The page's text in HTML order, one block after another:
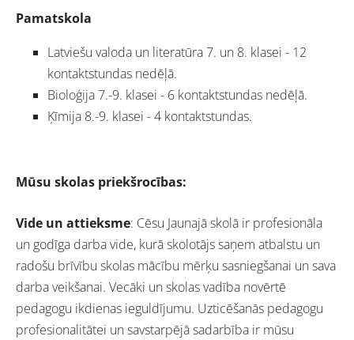
Pamatskola
Latviešu valoda un literatūra 7. un 8. klasei - 12
kontaktstundas nedēļā.
Bioloģija 7.-9. klasei - 6 kontaktstundas nedēļā.
Ķīmija 8.-9. klasei - 4 kontaktstundas.
Mūsu skolas priekšrocības:
Vide un attieksme: Cēsu Jaunajā skolā ir profesionāla
un godīga darba vide, kurā skolotājs saņem atbalstu un
radošu brīvību skolas mācību mērķu sasniegšanai un sava
darba veikšanai. Vecāki un skolas vadība novērtē
pedagogu ikdienas ieguldījumu. Uzticēšanās pedagogu
profesionalitātei un savstarpējā sadarbība ir mūsu